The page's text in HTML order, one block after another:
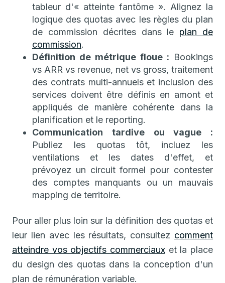
tableur d'« atteinte fantôme ». Alignez la
logique des quotas avec les règles du plan
de commission décrites dans le plan de
commission.
Définition de métrique floue : Bookings
vs ARR vs revenue, net vs gross, traitement
des contrats multi-annuels et inclusion des
services doivent être définis en amont et
appliqués de manière cohérente dans la
planification et le reporting.
Communication tardive ou vague :
Publiez les quotas tôt, incluez les
ventilations et les dates d'effet, et
prévoyez un circuit formel pour contester
des comptes manquants ou un mauvais
mapping de territoire.
Pour aller plus loin sur la définition des quotas et
leur lien avec les résultats, consultez comment
atteindre vos objectifs commerciaux et la place
du design des quotas dans la conception d'un
plan de rémunération variable.